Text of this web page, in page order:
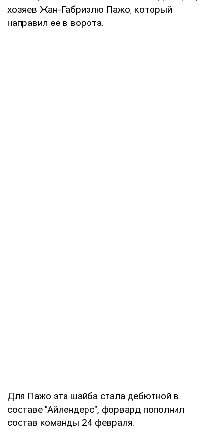
хозяев Жан-Габриэлю Пажо, который
направил ее в ворота.
Для Пажо эта шайба стала дебютной в
составе "Айлендерс", форвард пополнил
состав команды 24 февраля.